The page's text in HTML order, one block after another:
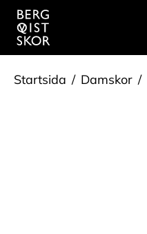
Startsida Damskor